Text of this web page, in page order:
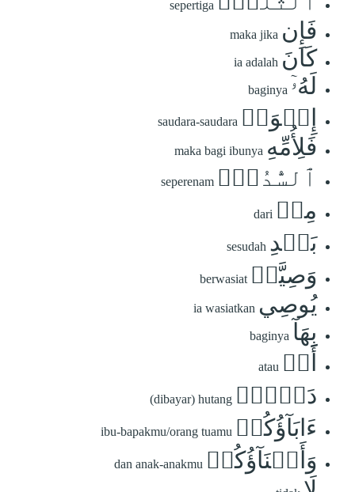
sepertiga
فَإِن maka jika
كَانَ ia adalah
لَهُۥٓ baginya
إِخۡوَةٞ saudara-saudara
فَلِأُمِّهِ maka bagi ibunya
ٱلسُّدُسُۚ seperenam
مِنۢ dari
بَعۡدِ sesudah
وَصِيَّةٖ berwasiat
يُوصِي ia wasiatkan
بِهَآ baginya
أَوۡ atau
دَيۡنٍۗ (dibayar) hutang
ءَابَآؤُكُمۡ ibu-bapakmu/orang tuamu
وَأَبۡنَآؤُكُمۡ dan anak-anakmu